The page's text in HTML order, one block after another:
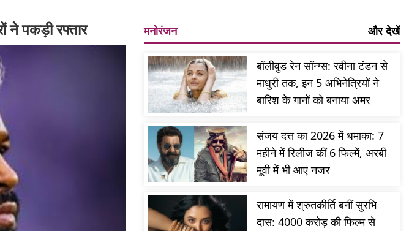
ने पकड़ी रफ्तार मनोरंजन और देखें
बॉलीवुड रेन सॉन्ग्स: रवीना टंडन से
माधुरी तक, इन 5 अभिनेत्रियों ने
बारिश के गानों को बनाया अमर
संजय दत्त का 2026 में धमाका: 7
महीने में रिलीज कीं 6 फिल्में, अरबी
मूवी में भी आए नजर
रामायण में श्रुतकीर्ति बनीं सुरभि
दास: 4000 करोड़ की फिल्म से